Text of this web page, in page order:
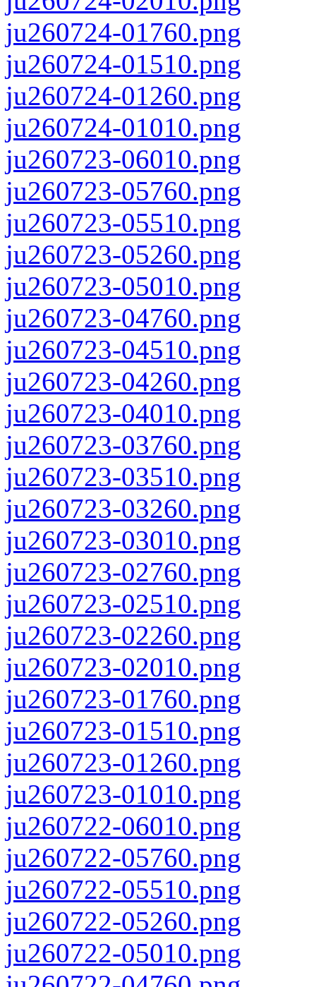
ju260724-01760.png
ju260724-01510.png
ju260724-01260.png
ju260724-01010.png
ju260723-06010.png
ju260723-05760.png
ju260723-05510.png
ju260723-05260.png
ju260723-05010.png
ju260723-04760.png
ju260723-04510.png
ju260723-04260.png
ju260723-04010.png
ju260723-03760.png
ju260723-03510.png
ju260723-03260.png
ju260723-03010.png
ju260723-02760.png
ju260723-02510.png
ju260723-02260.png
ju260723-02010.png
ju260723-01760.png
ju260723-01510.png
ju260723-01260.png
ju260723-01010.png
ju260722-06010.png
ju260722-05760.png
ju260722-05510.png
ju260722-05260.png
ju260722-05010.png